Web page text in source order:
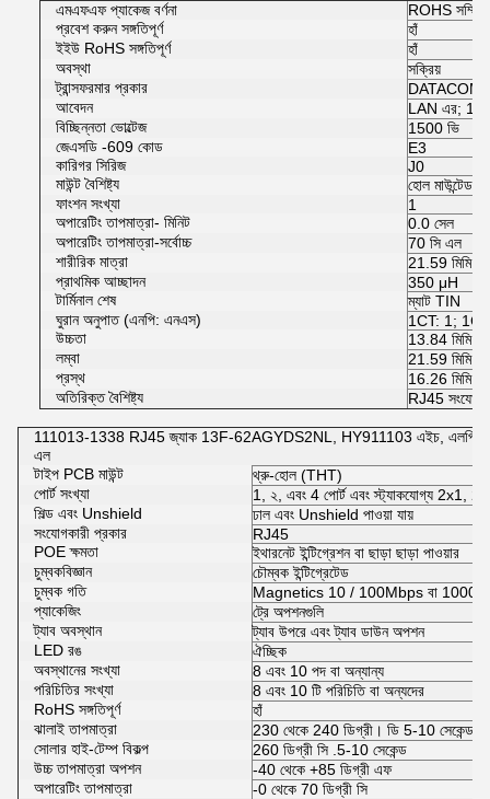
এমএফএফ প্যাকেজ বর্ণনা
ROHS সম্মিলন
প্রবেশ করুন সঙ্গতিপূর্ণ
হাঁ
ইইউ RoHS সঙ্গতিপূর্ণ
হাঁ
অবস্থা
সক্রিয়
ট্রান্সফরমার প্রকার
DATACOM
আবেদন
LAN এর; 10/
বিচ্ছিন্নতা ভোল্টেজ
1500 ভি
জেএসডি -609 কোড
E3
কারিগর সিরিজ
J0
মাউন্ট বৈশিষ্ট্য
হোল মাউন্টেড
ফাংশন সংখ্যা
1
অপারেটিং তাপমাত্রা- মিনিট
0.0 সেল
অপারেটিং তাপমাত্রা-সর্বোচ্চ
70 সি এল
শারীরিক মাত্রা
21.59 মিমি
প্রাথমিক আচ্ছাদন
350 μH
টার্মিনাল শেষ
ম্যাট TIN
ঘুরান অনুপাত (এনপি: এনএস)
1CT: 1;
উচ্চতা
13.84 মিমি
লম্বা
21.59 মিমি
প্রস্থ
16.26 মিমি
অতিরিক্ত বৈশিষ্ট্য
RJ45
111013-1338 RJ45 জ্যাক 13F-62AGYDS2NL, HY911103 এইচ, এলপি
এল
টাইপ PCB মাউন্ট
থ্রু-হোল (THT)
পোর্ট সংখ্যা
1, ২, এবং 4 পোর্ট এবং স্ট্যাকযোগ্য 2x1,
শিল্ড এবং Unshield
ঢাল এবং Unshield পাওয়া যায়
সংযোগকারী প্রকার
RJ45
POE ক্ষমতা
ইথারনেট ইন্টিগ্রেশন বা ছাড়া ছাড়া পাওয়ার
চুম্বকবিজ্ঞান
চৌম্বক ইন্টিগ্রেটেড
চুম্বক গতি
Magnetics 10 / 100Mbps বা
প্যাকেজিং
ট্রে অপশনগুলি
ট্যাব অবস্থান
ট্যাব উপরে এবং ট্যাব ডাউন অপশন
LED রঙ
ঐচ্ছিক
অবস্থানের সংখ্যা
8 এবং 10 পদ বা অন্যান্য
পরিচিতির সংখ্যা
8 এবং 10 টি পরিচিতি বা অন্যদের
RoHS সঙ্গতিপূর্ণ
হাঁ
ঝালাই তাপমাত্রা
230 থেকে 240 ডিগ্রী। ডি 5-10 সেকেন্ড
সোলার হাই-টেম্প বিকল্প
260 ডিগ্রী সি .5-10 সেকেন্ড
উচ্চ তাপমাত্রা অপশন
-40 থেকে +85 ডিগ্রী এফ
অপারেটিং তাপমাত্রা
-0 থেকে 70 ডিগ্রী সি